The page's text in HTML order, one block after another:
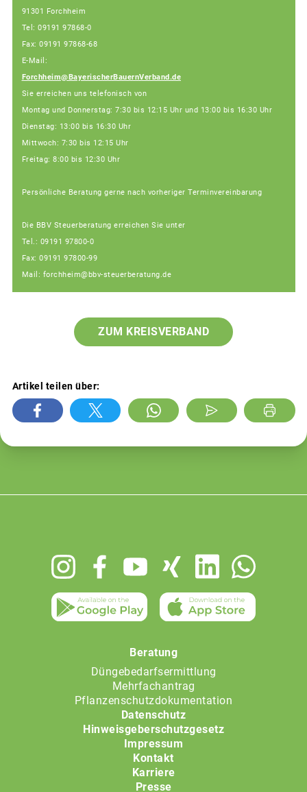
91301 Forchheim
Tel: 09191 97868-0
Fax: 09191 97868-68
E-Mail:
Forchheim@BayerischerBauernVerband.de
Sie erreichen uns telefonisch von
Montag und Donnerstag: 7:30 bis 12:15 Uhr und 13:00 bis 16:30 Uhr
Dienstag: 13:00 bis 16:30 Uhr
Mittwoch: 7:30 bis 12:15 Uhr
Freitag: 8:00 bis 12:30 Uhr
Persönliche Beratung gerne nach vorheriger Terminvereinbarung
Die BBV Steuerberatung erreichen Sie unter
Tel.: 09191 97800-0
Fax: 09191 97800-99
Mail: forchheim@bbv-steuerberatung.de
ZUM KREISVERBAND
Artikel teilen über:
Beratung
Düngebedarfsermittlung
Mehrfachantrag
Pflanzenschutzdokumentation
Datenschutz
Hinweisgeberschutzgesetz
Impressum
Kontakt
Karriere
Presse